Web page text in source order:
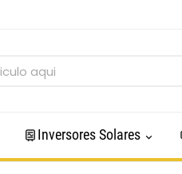
Inversores Solares